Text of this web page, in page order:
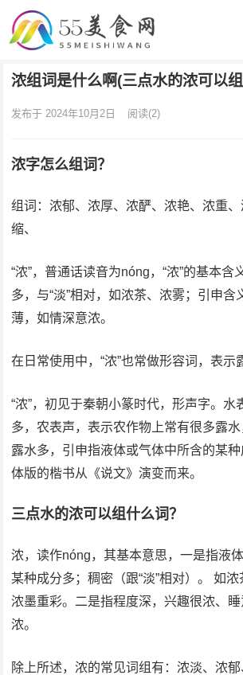
浓组词是什么啊(三点水的浓可以
发布于 2024年10月2日 阅读(2)
浓字怎么组词？
组词：浓郁、浓厚、浓酽、浓艳、浓重
缩、
“浓”，普通话读音为nóng，“浓”的基本含
多，与“淡”相对，如浓茶、浓雾；引申含
薄，如情深意浓。
在日常使用中，“浓”也常做形容词，表示
“浓”，初见于秦朝小篆时代，形声字。水
多，农表声，表示农作物上常有很多露
露水多，引申指液体或气体中所含的某种
体版的楷书从《说文》演变而来。
三点水的浓可以组什么词？
浓，读作nóng，其基本意思，一是指液
某种成分多；稠密（跟“淡”相对）。 如浓
浓墨重彩。二是指程度深，兴趣很浓、
浓。
除上所述，浓的常见词组有：浓淡、浓